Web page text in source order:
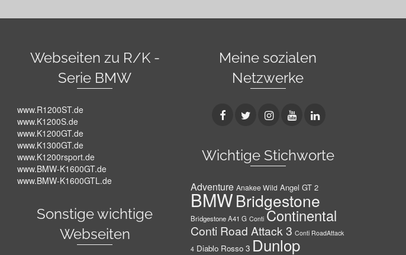
Webseiten zu R/K -
Serie BMW
www.R1200ST.de
www.K1200S.de
www.K1200GT.de
www.K1300GT.de
www.K1200rsport.de
www.BMW-K1600GT.de
www.BMW-K1600GTL.de
Sonstige wichtige
Webseiten
Meine sozialen
Netzwerke
Wichtige Stichworte
Adventure Anakee Wild Angel GT 2
BMWBridgestone
Bridgestone A41 G Conti Continental
Conti Road Attack 3 Conti RoadAttack
4 Diablo Rosso 3 Dunlop